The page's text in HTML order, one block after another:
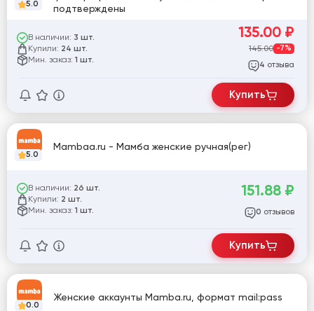
5.0
подтверждены
В наличии: 3 шт.
Купили: 24 шт.
Мин. заказ: 1 шт.
135.00 ₽
145.00 -7%
4 отзыва
Купить
5.0
Mambaa.ru - Мамба женские ручная(рег)
В наличии: 26 шт.
Купили: 2 шт.
Мин. заказ: 1 шт.
151.88 ₽
0 отзывов
Купить
0.0
Женские аккаунты Mamba.ru, формат mail:pass